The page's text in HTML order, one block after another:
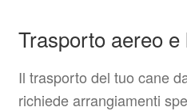
Trasporto aereo
Il trasporto del tuo cane
richiede arrangiamenti